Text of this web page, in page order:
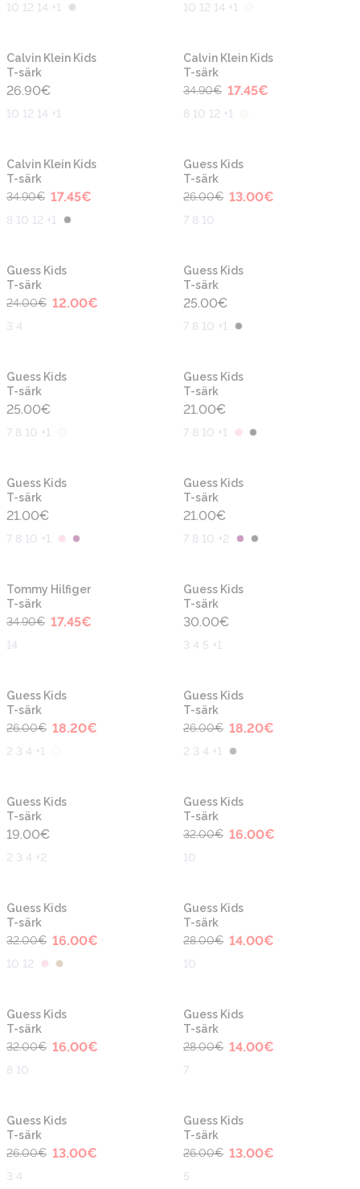
10 12 14 +1 10 12 14 +1
Calvin Klein Kids
T-särk
26.90€
10 12 14 +1
-50%
Calvin Klein Kids
T-särk
34.90€ 17.45€
8 10 12 +1
-50%
Calvin Klein Kids
T-särk
34.90€ 17.45€
8 10 12 +1
-50%
Guess Kids
T-särk
26.00€ 13.00€
7 8 10
-50%
Guess Kids
T-särk
24.00€ 12.00€
3 4
Guess Kids
T-särk
25.00€
7 8 10 +1
Guess Kids
T-särk
25.00€
7 8 10 +1
Guess Kids
T-särk
21.00€
7 8 10 +1
Guess Kids
T-särk
21.00€
7 8 10 +1
Guess Kids
T-särk
21.00€
7 8 10 +2
-50%
Tommy Hilfiger
T-särk
34.90€ 17.45€
14
Guess Kids
T-särk
30.00€
3 4 5 +1
-30%
Guess Kids
T-särk
26.00€ 18.20€
2 3 4 +1
-30%
Guess Kids
T-särk
26.00€ 18.20€
2 3 4 +1
Guess Kids
T-särk
19.00€
2 3 4 +2
-50%
Guess Kids
T-särk
32.00€ 16.00€
10
-50%
Guess Kids
T-särk
32.00€ 16.00€
10 12
-50%
Guess Kids
T-särk
28.00€ 14.00€
10
-50%
Guess Kids
T-särk
32.00€ 16.00€
8 10
-50%
Guess Kids
T-särk
28.00€ 14.00€
7
-50%
Guess Kids
T-särk
26.00€ 13.00€
3 4
-50%
Guess Kids
T-särk
26.00€ 13.00€
5